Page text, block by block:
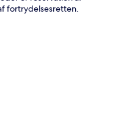
fortrydelsesretten.